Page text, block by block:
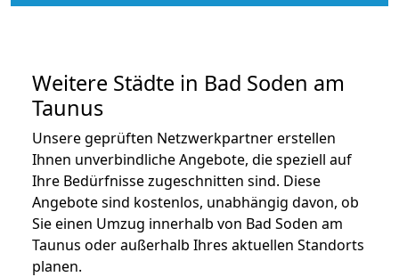
Weitere Städte in Bad Soden am
Taunus
Unsere geprüften Netzwerkpartner erstellen
Ihnen unverbindliche Angebote, die speziell auf
Ihre Bedürfnisse zugeschnitten sind. Diese
Angebote sind kostenlos, unabhängig davon, ob
Sie einen Umzug innerhalb von Bad Soden am
Taunus oder außerhalb Ihres aktuellen Standorts
planen.